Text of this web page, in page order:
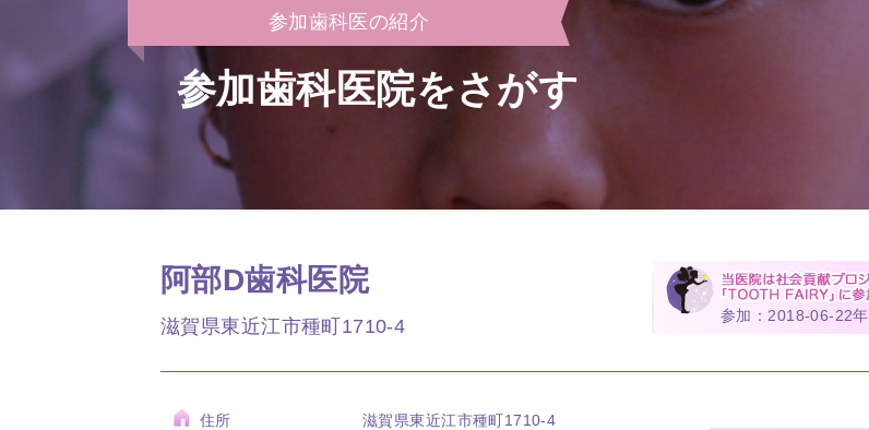
参加歯科医の紹介
参加歯科医院をさがす
阿部D歯科医院
滋賀県東近江市種町1710-4 参加：2018-06-22年
住所 滋賀県東近江市種町1710-4